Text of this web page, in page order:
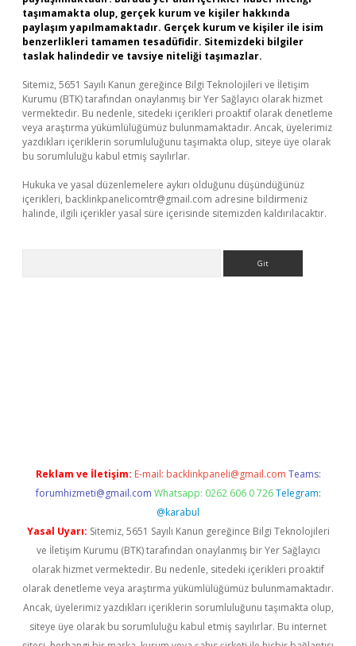
taşımamakta olup, gerçek kurum ve kişiler hakkında
paylaşım yapılmamaktadır. Gerçek kurum ve kişiler ile isim
benzerlikleri tamamen tesadüfidir. Sitemizdeki bilgiler
taslak halindedir ve tavsiye niteliği taşımazlar.
Sitemiz, 5651 Sayılı Kanun gereğince Bilgi Teknolojileri ve İletişim
Kurumu (BTK) tarafından onaylanmış bir Yer Sağlayıcı olarak hizmet
vermektedir. Bu nedenle, sitedeki içerikleri proaktif olarak denetleme
veya araştırma yükümlülüğümüz bulunmamaktadır. Ancak, üyelerimiz
yazdıkları içeriklerin sorumluluğunu taşımakta olup, siteye üye olarak
bu sorumluluğu kabul etmiş sayılırlar.
Hukuka ve yasal düzenlemelere aykırı olduğunu düşündüğünüz
içerikleri, backlinkpanelicomtr@gmail.com adresine bildirmeniz
halinde, ilgili içerikler yasal süre içerisinde sitemizden kaldırılacaktır.
Reklam ve İletişim: E-mail: backlinkpaneli@gmail.com Teams:
forumhizmeti@gmail.com Whatsapp: 0262 606 0 726 Telegram:
@karabul
Yasal Uyarı: Sitemiz, 5651 Sayılı Kanun gereğince Bilgi Teknolojileri
ve İletişim Kurumu (BTK) tarafından onaylanmış bir Yer Sağlayıcı
olarak hizmet vermektedir. Bu nedenle, sitedeki içerikleri proaktif
olarak denetleme veya araştırma yükümlülüğümüz bulunmamaktadır.
Ancak, üyelerimiz yazdıkları içeriklerin sorumluluğunu taşımakta olup,
siteye üye olarak bu sorumluluğu kabul etmiş sayılırlar. Bu internet